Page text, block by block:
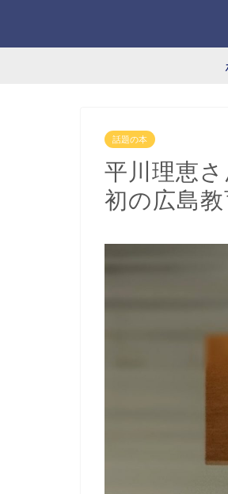
話題の本
平川理恵
初の広島